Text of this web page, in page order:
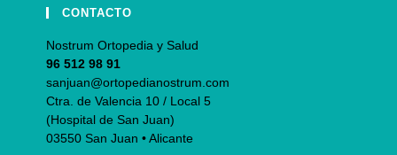
CONTACTO
Nostrum Ortopedia y Salud
96 512 98 91
sanjuan@ortopedianostrum.com
Ctra. de Valencia 10 / Local 5
(Hospital de San Juan)
03550 San Juan • Alicante